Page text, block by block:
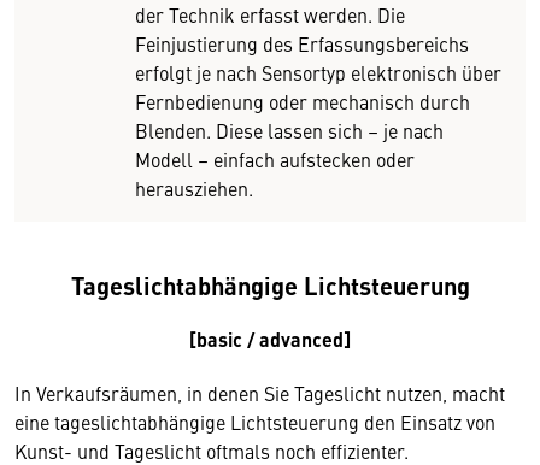
der Technik erfasst werden. Die
Feinjustierung des Erfassungsbereichs
erfolgt je nach Sensortyp elektronisch über
Fernbedienung oder mechanisch durch
Blenden. Diese lassen sich – je nach
Modell – einfach aufstecken oder
herausziehen.
Tageslichtabhängige Lichtsteuerung
[basic / advanced]
In Verkaufsräumen, in denen Sie Tageslicht nutzen, macht
eine tageslichtabhängige Lichtsteuerung den Einsatz von
Kunst- und Tageslicht oftmals noch effizienter.